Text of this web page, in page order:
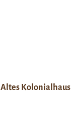
Altes Kolonialhaus